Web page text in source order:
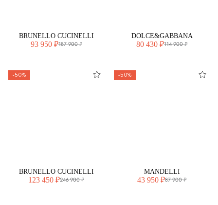
BRUNELLO CUCINELLI
93 950 ₽187 900 ₽
DOLCE&GABBANA
80 430 ₽114 900 ₽
-50%
BRUNELLO CUCINELLI
123 450 ₽246 900 ₽
-50%
MANDELLI
43 950 ₽87 900 ₽